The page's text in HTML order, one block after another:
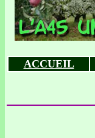
ACCUEIL